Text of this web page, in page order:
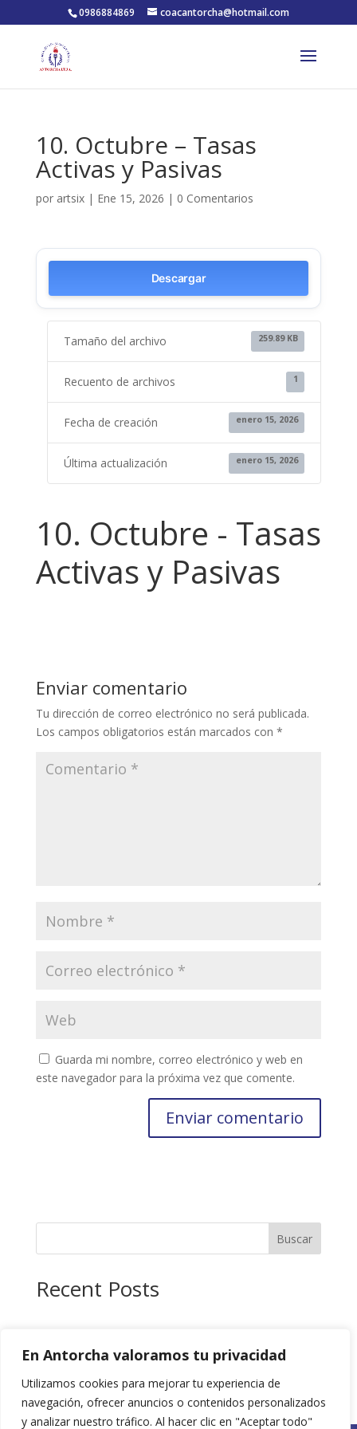
En Antorcha valoramos tu privacidad
Utilizamos cookies para mejorar tu experiencia de
navegación, ofrecer anuncios o contenidos personalizados
y analizar nuestro tráfico. Al hacer clic en "Aceptar todo"
0986884869 coacantorcha@hotmail.com
10. Octubre – Tasas
Activas y Pasivas
por artsix| Ene 15, 2026 | 0 Comentarios
Descargar
Tamaño del archivo 259.89 KB
Recuento de archivos 1
Fecha de creación enero 15, 2026
Última actualización enero 15, 2026
10. Octubre - Tasas
Activas y Pasivas
Enviar comentario
Tu dirección de correo electrónico no será publicada.
Los campos obligatorios están marcados con *
Guarda mi nombre, correo electrónico y web en
este navegador para la próxima vez que comente.
Buscar
Recent Posts